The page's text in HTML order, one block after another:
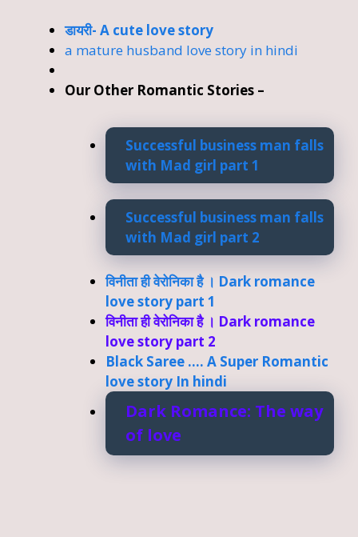
डायरी- A cute love story
a mature husband love story in hindi
Our Other Romantic Stories –
Successful business man falls
with Mad girl part 1
Successful business man falls
with Mad girl part 2
विनीता ही वेरोनिका है । Dark romance
love story part 1
विनीता ही वेरोनिका है । Dark romance
love story part 2
Black Saree …. A Super Romantic
love story In hindi
Dark Romance: The way
of love